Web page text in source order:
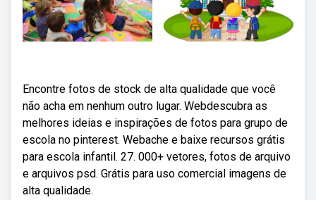
Encontre fotos de stock de alta qualidade que você
não acha em nenhum outro lugar. Webdescubra as
melhores ideias e inspirações de fotos para grupo de
escola no pinterest. Webache e baixe recursos grátis
para escola infantil. 27. 000+ vetores, fotos de arquivo
e arquivos psd. Grátis para uso comercial imagens de
alta qualidade.